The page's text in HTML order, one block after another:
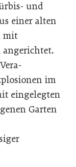
und
einer alten
mit
angerichtet.
im
eingelegten
Garten